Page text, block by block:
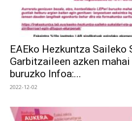
EAEko Hezkuntza Saileko
Garbitzaileen azken
buruzko Infoa:...
2022-12-02